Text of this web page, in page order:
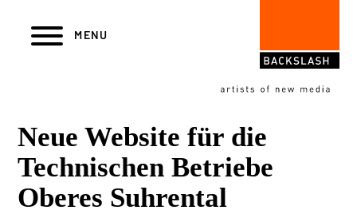
MENU
Neue Website für die
Technischen Betriebe
Oberes Suhrental